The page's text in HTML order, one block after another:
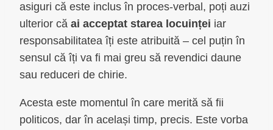
asiguri că este inclus în proces-verbal, poți auzi
ulterior că ai acceptat starea locuinței iar
responsabilitatea îți este atribuită – cel puțin în
sensul că îți va fi mai greu să revendici daune
sau reduceri de chirie.
Acesta este momentul în care merită să fii
politicos, dar în același timp, precis. Este vorba